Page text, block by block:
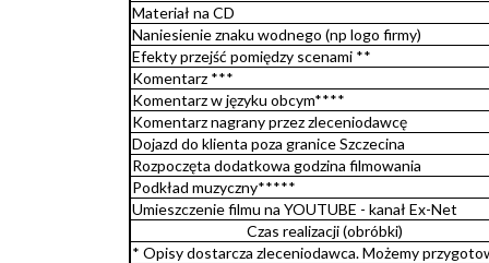
Materiał na CD
Naniesienie znaku wodnego (np logo firmy)
Efekty przejść pomiędzy scenami **
Komentarz ***
Komentarz w języku obcym****
Komentarz nagrany przez zleceniodawcę
Dojazd do klienta poza granice Szczecina
Rozpoczęta dodatkowa godzina filmowania
Podkład muzyczny*****
Umieszczenie filmu na YOUTUBE - kanał Ex-Net
Czas realizacji (obróbki)
* Opisy dostarcza zleceniodawca. Możemy